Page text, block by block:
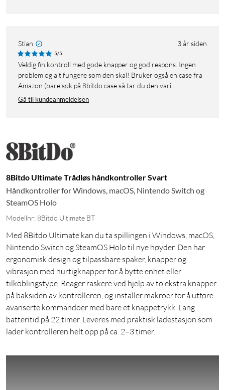
Stian 3 år siden
5/5
Veldig fin kontroll med gode knapper og god respons. Ingen
problem og alt fungere som den skal! Bruker også en case fra
Amazon (bare søk på 8bitdo case så tar du den vari...
Gå til kundeanmeldelsen
8Bitdo Ultimate Trådløs håndkontroller Svart
Håndkontroller for Windows, macOS, Nintendo Switch og
SteamOS Holo
Modellnr: 8Bitdo Ultimate BT
Med 8Bitdo Ultimate kan du ta spillingen i Windows, macOS,
Nintendo Switch og SteamOS Holo til nye høyder. Den har
ergonomisk design og tilpassbare spaker, knapper og
vibrasjon med hurtigknapper for å bytte enhet eller
tilkoblingstype. Reager raskere ved hjelp av to ekstra knapper
på baksiden av kontrolleren, og installer makroer for å utføre
avanserte kommandoer med bare et knappetrykk. Lang
batteritid på 22 timer. Leveres med praktisk ladestasjon som
lader kontrolleren helt opp på ca. 2–3 timer.